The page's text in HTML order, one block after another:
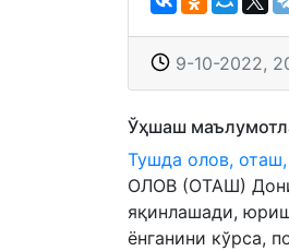
9-10-2022,
Ўҳшаш
Тушда олов,
ОЛОВ (ОТАШ)
яқинлашади,
ёнганини кўрса,